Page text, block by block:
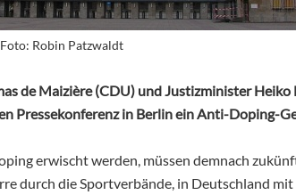
Robin Patzwaldt
de Maizière (CDU) und Justizminister Heiko
Pressekonferenz in Berlin ein Anti-Doping-
erwischt werden, müssen demnach
durch die Sportverbände, in Deutschland mit